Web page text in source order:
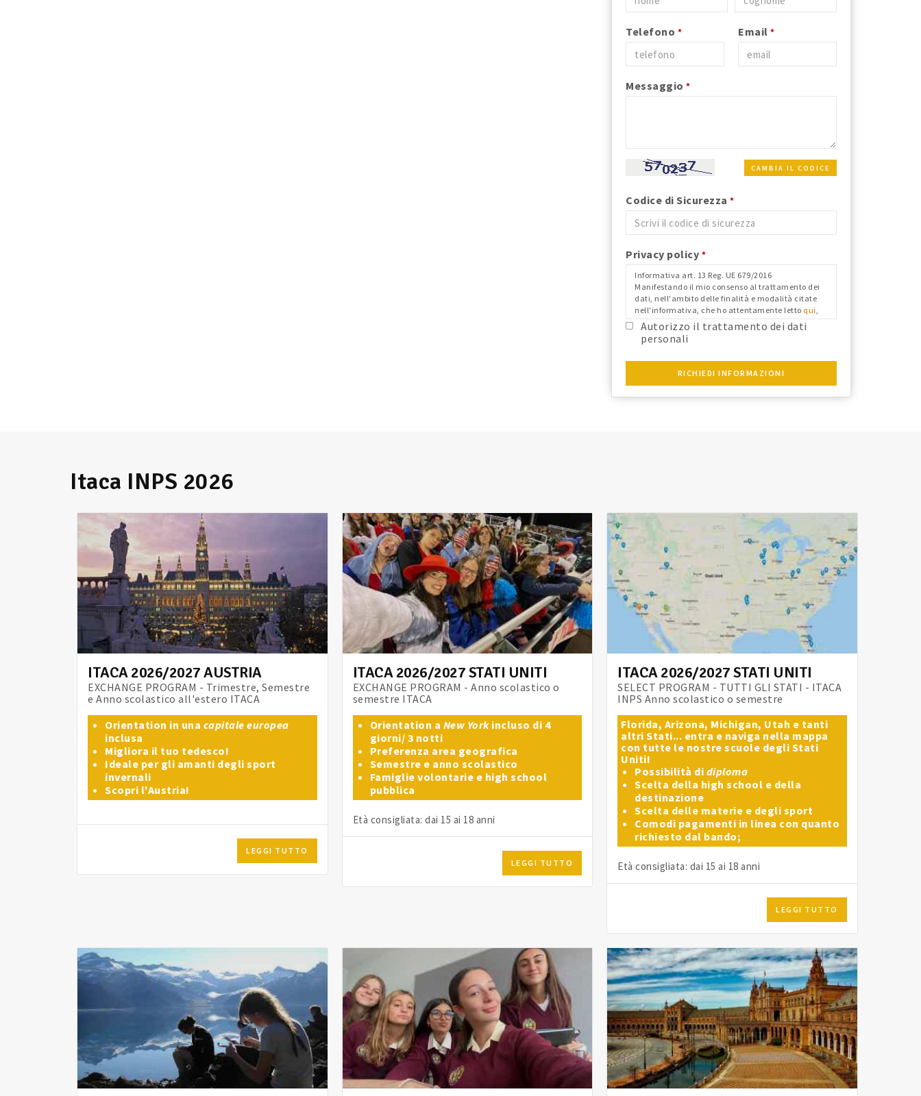
Telefono * Email *
Messaggio *
CAMBIA IL CODICE
Codice di Sicurezza *
Privacy policy *
Informativa art. 13 Reg. UE 679/2016
Manifestando il mio consenso al trattamento dei
dati, nell'ambito delle finalità e modalità citate
nell'informativa, che ho attentamente letto qui,
nei limiti in cui il mio consenso fosse richiesto ai
fini del Reg. Ue 679/2016 e confermo i dati
anagrafici riportati.
Autorizzo il trattamento dei dati
personali
RICHIEDI INFORMAZIONI
Itaca INPS 2026
ITACA 2026/2027 AUSTRIA
EXCHANGE PROGRAM - Trimestre, Semestre
e Anno scolastico all'estero ITACA
Orientation in una capitale europea
inclusa
Migliora il tuo tedesco!
Ideale per gli amanti degli sport
invernali
Scopri l'Austria!
LEGGI TUTTO
ITACA 2026/2027 STATI UNITI
EXCHANGE PROGRAM - Anno scolastico o
semestre ITACA
Orientation a New Yorkincluso di 4
giorni/ 3 notti
Preferenza area geografica
Semestre e anno scolastico
Famiglie volontarie e high school
pubblica
Età consigliata: dai 15 ai 18 anni
LEGGI TUTTO
ITACA 2026/2027 STATI UNITI
SELECT PROGRAM - TUTTI GLI STATI - ITACA
INPS Anno scolastico o semestre
Florida, Arizona, Michigan, Utah e tanti
altri Stati... entra e naviga nella mappa
con tutte le nostre scuole degli Stati
Uniti!
Possibilità di diploma
Scelta della high school e della
destinazione
Scelta delle materie e degli sport
Comodi pagamenti in linea con quanto
richiesto dal bando;
Età consigliata: dai 15 ai 18 anni
LEGGI TUTTO